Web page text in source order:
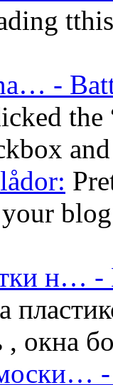
-
н… -
, окна
-